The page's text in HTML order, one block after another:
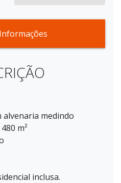
alvenaria medindo
m²
inclusa.